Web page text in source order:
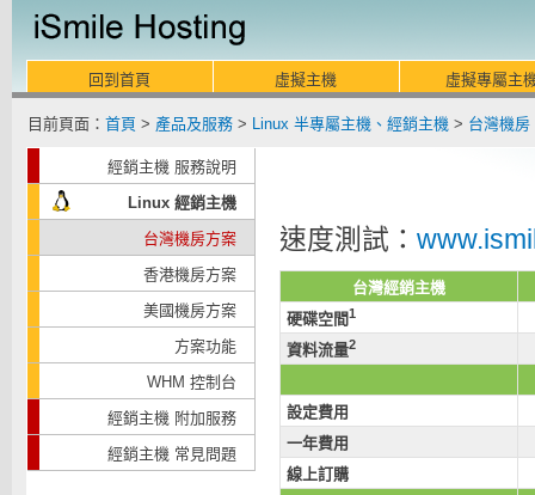
回到首頁 虛擬主機 虛擬專屬主
目前頁面： 首頁 > 產品及服務> Linux 半專屬主機、經銷主機> 台灣機
經銷主機 服務說明
Linux 經銷主機
台灣機房方案
香港機房方案
美國機房方案
方案功能
WHM 控制台
經銷主機 附加服務
經銷主機 常見問題
速度測試：
台灣經銷主機
硬碟空間1
資料流量2
設定費用
一年費用
線上訂購